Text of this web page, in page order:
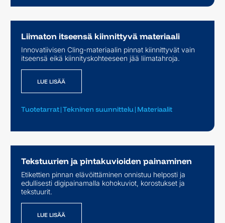
Liimaton itseensä kiinnittyvä materiaali
Innovatiivisen Cling-materiaalin pinnat kiinnittyvät vain
itseensä eikä kiinnityskohteeseen jää liimatahroja.
LUE LISÄÄ
LUE LISÄÄ
Tuotetarrat|Tekninen suunnittelu| Materiaalit
Tekstuurien ja pintakuvioiden painaminen
Etikettien pinnan elävöittäminen onnistuu helposti ja
edullisesti digipainamalla kohokuviot, korostukset ja
tekstuurit.LUE LISÄÄ
LUE LISÄÄ